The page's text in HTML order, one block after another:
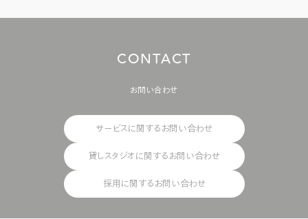
CONTACT
お問い合わせ
サービスに関するお問い合わせ
貸しスタジオに関するお問い合わせ
採用に関するお問い合わせ